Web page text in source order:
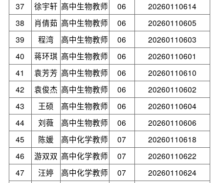
37
徐宇轩 高中生物教师 06
20260110614
38
肖倩茹 高中生物教师 06
20260110605
39
程湾 高中生物教师 06
20260110603
40
蒋环琪 高中生物教师 06
20260110601
41
袁芳芳 高中生物教师 06
20260110610
42
袁俊杰 高中生物教师 06
20260110602
43
王硕 高中生物教师 06
20260110604
44
刘薇 高中生物教师 06
20260110606
45
陈媛 高中化学教师 07
20260110618
46
游双双 高中化学教师 07
20260110622
47
汪婷 高中化学教师 07
20260110624